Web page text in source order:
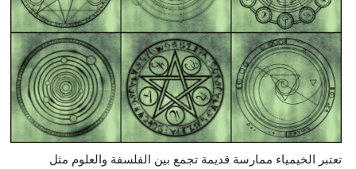
تعتبر الخيمياء ممارسة قديمة تجمع بين الفلسفة والعلوم مثل